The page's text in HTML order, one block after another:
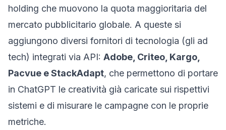
holding che muovono la quota maggioritaria del
mercato pubblicitario globale. A queste si
aggiungono diversi fornitori di tecnologia (gli ad
tech) integrati via API: Adobe, Criteo, Kargo,
Pacvue e StackAdapt, che permettono di portare
in ChatGPT le creatività già caricate sui rispettivi
sistemi e di misurare le campagne con le proprie
metriche.